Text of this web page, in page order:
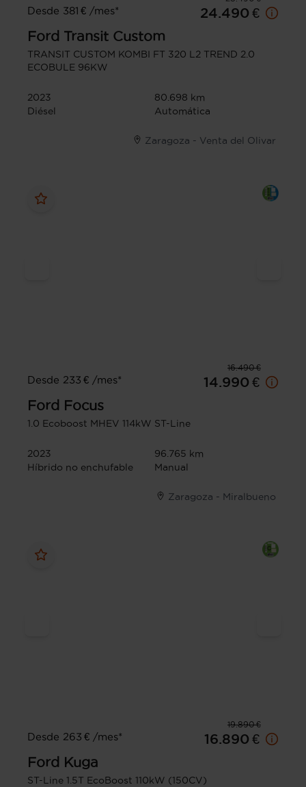
Desde 381 € /mes*
24.490 €
Ford Transit Custom
TRANSIT CUSTOM KOMBI FT 320 L2 TREND 2.0
ECOBULE 96KW
2023
80.698 km
Diésel
Automática
Zaragoza - Venta del Olivar
16.490 €
Desde 233 € /mes*
14.990 €
Ford Focus
1.0 Ecoboost MHEV 114kW ST-Line
2023
96.765 km
Híbrido no enchufable
Manual
Zaragoza - Miralbueno
19.890 €
Desde 263 € /mes*
16.890 €
Ford Kuga
ST-Line 1.5T EcoBoost 110kW (150CV)